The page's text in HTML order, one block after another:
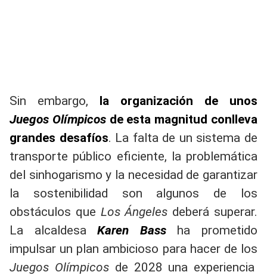
Sin embargo, la organización de unos
Juegos Olímpicosde esta magnitud conlleva
grandes desafíos. La falta de un sistema de
transporte público eficiente, la problemática
del sinhogarismo y la necesidad de garantizar
la sostenibilidad son algunos de los
obstáculos que Los Ángeles deberá superar.
La alcaldesaKaren Bassha prometido
impulsar un plan ambicioso para hacer de los
Juegos Olímpicosde 2028 una experiencia